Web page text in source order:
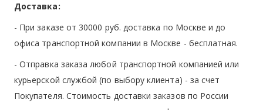
Доставка:
- При заказе от 30000 руб. доставка по Москве и до
офиса транспортной компании в Москве - бесплатная.
- Отправка заказа любой транспортной компанией или
курьерской службой (по выбору клиента) - за счет
Покупателя. Стоимость доставки заказов по России